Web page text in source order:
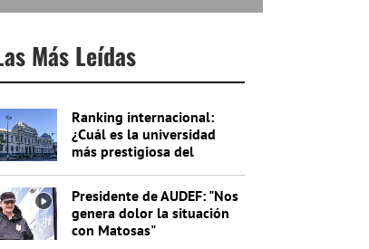
Más Leídas
Ranking internacional:
¿Cuál es la universidad
más prestigiosa del
Presidente de AUDEF: "Nos
genera dolor la situación
con Matosas"